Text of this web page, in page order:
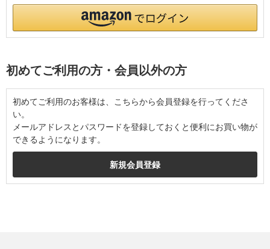
初めてご利用の方・会員以外の方
初めてご利用のお客様は、こちらから会員登録を行ってくださ
い。
メールアドレスとパスワードを登録しておくと便利にお買い物が
できるようになります。